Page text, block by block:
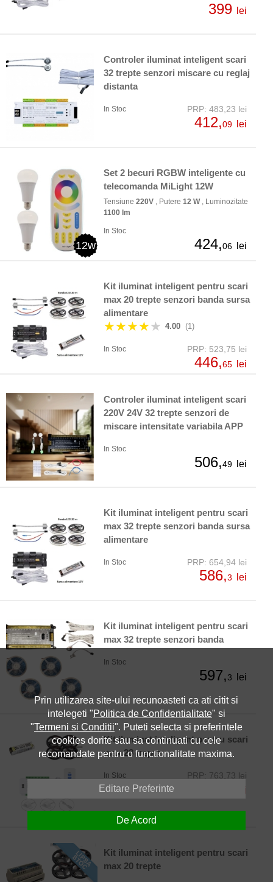
399 lei
Controler iluminat inteligent scari
32 trepte senzori miscare cu reglaj
distanta
In Stoc PRP: 483,23 lei
412,09 lei
12w
Set 2 becuri RGBW inteligente cu
telecomanda MiLight 12W
Tensiune 220V , Putere 12 W, Luminozitate
1100 lm
In Stoc
424,06 lei
Kit iluminat inteligent pentru scari
max 20 trepte senzori banda sursa
alimentare
★★★★★ 4.00 (1)
In Stoc PRP: 523,75 lei
446,65 lei
Controler iluminat inteligent scari
220V 24V 32 trepte senzori de
miscare intensitate variabila APP
In Stoc
506,49 lei
Kit iluminat inteligent pentru scari
max 32 trepte senzori banda sursa
alimentare
In Stoc PRP: 654,94 lei
586,3 lei
Kit iluminat inteligent pentru scari
max 32 trepte senzori banda
In Stoc
597,3 lei
Kit iluminat inteligent pentru scari
max 28 trepte
In Stoc PRP: 763,73 lei
lei
Kit iluminat inteligent pentru scari
max 20 trepte
Prin utilizarea site-ului recunoasteti ca ati citit si
intelegeti "Politica de Confidentialitate" si
"Termeni si Conditii". Puteti selecta si preferintele
cookies dorite sau sa continuati cu cele
recomandate pentru o functionalitate maxima.
Editare Preferinte
De Acord